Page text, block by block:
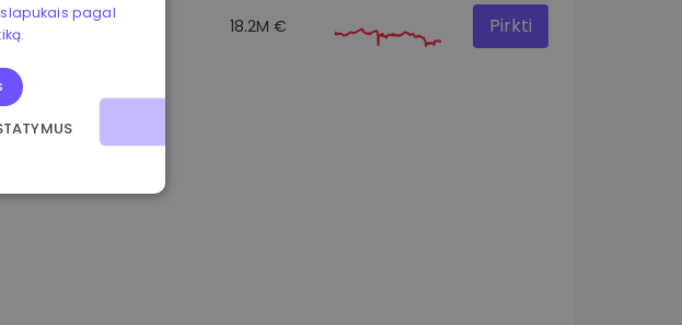
3.2B € 18.2M € Pirkti
pagal